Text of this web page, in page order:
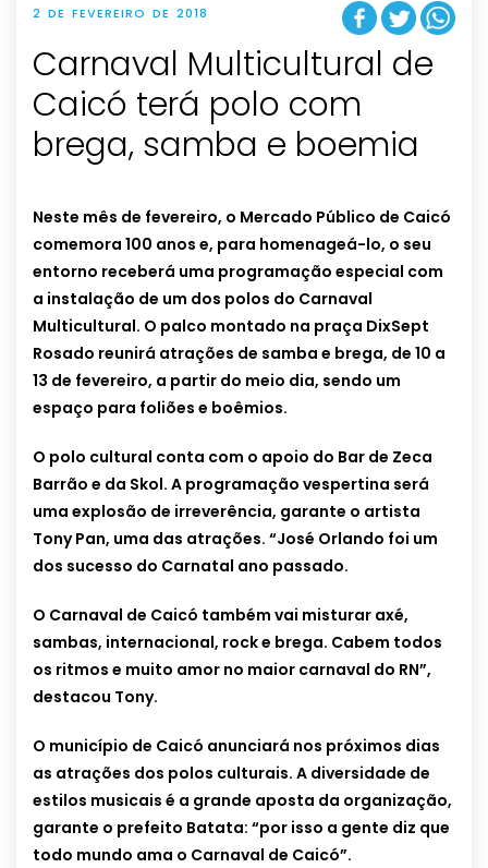
2 DE FEVEREIRO DE 2018
Carnaval Multicultural de
Caicó terá polo com
brega, samba e boemia
Neste mês de fevereiro, o Mercado Público de Caicó
comemora 100 anos e, para homenageá-lo, o seu
entorno receberá uma programação especial com
a instalação de um dos polos do Carnaval
Multicultural. O palco montado na praça DixSept
Rosado reunirá atrações de samba e brega, de 10 a
13 de fevereiro, a partir do meio dia, sendo um
espaço para foliões e boêmios.
O polo cultural conta com o apoio do Bar de Zeca
Barrão e da Skol. A programação vespertina será
uma explosão de irreverência, garante o artista
Tony Pan, uma das atrações. “José Orlando foi um
dos sucesso do Carnatal ano passado.
O Carnaval de Caicó também vai misturar axé,
sambas, internacional, rock e brega. Cabem todos
os ritmos e muito amor no maior carnaval do RN”,
destacou Tony.
O município de Caicó anunciará nos próximos dias
as atrações dos polos culturais. A diversidade de
estilos musicais é a grande aposta da organização,
garante o prefeito Batata: “por isso a gente diz que
todo mundo ama o Carnaval de Caicó”.